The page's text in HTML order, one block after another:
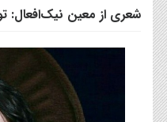
شعری از معین نیک‌افعال: